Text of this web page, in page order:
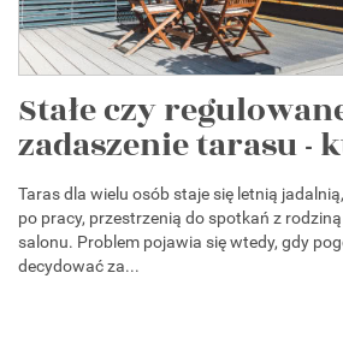
Stałe czy
zadaszenie tarasu -
Taras dla wielu osób staje się letnią
po pracy, przestrzenią do spotkań z
salonu. Problem pojawia się wtedy, gdy
decydować za...